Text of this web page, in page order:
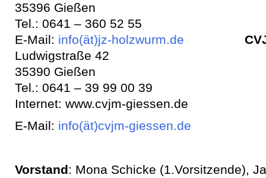
35396 Gießen
Tel.: 0641 – 360 52 55
E-Mail: info(ät)jz-holzwurm.de
Ludwigstraße 42
35390 Gießen
Tel.: 0641 – 39 99 00 39
Internet: www.cvjm-giessen.de
E-Mail: info(ät)cvjm-giessen.de
Vorstand: Mona Schicke (1.Vorsitzende),